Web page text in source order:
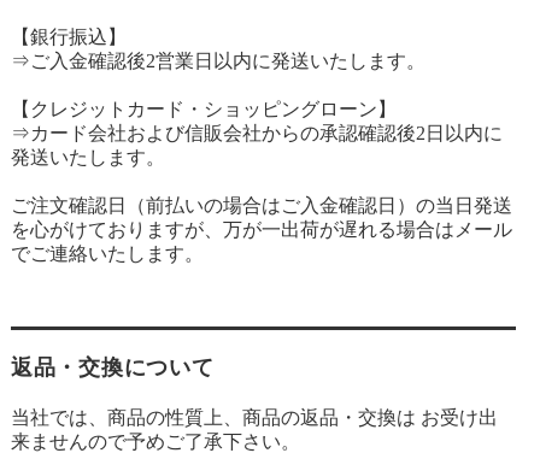
【銀行振込】
⇒ご入金確認後2営業日以内に発送いたします。
【クレジットカード・ショッピングローン】
⇒カード会社および信販会社からの承認確認後2日以内に
発送いたします。
ご注文確認日（前払いの場合はご入金確認日）の当日発送
を心がけておりますが、万が一出荷が遅れる場合はメール
でご連絡いたします。
返品・交換について
当社では、商品の性質上、商品の返品・交換は お受け出
来ませんので予めご了承下さい。